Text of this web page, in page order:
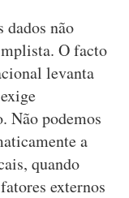
dados não
O facto
levanta
Não podemos
a
quando
externos